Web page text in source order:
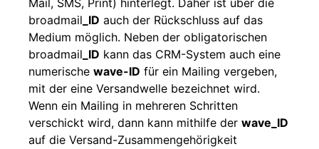
Mail, SMS, Print) hinterlegt. Daher ist über die
broadmail _ID auch der Rückschluss auf das
Medium möglich. Neben der obligatorischen
broadmail _ID kann das CRM-System auch eine
numerische wave-ID für ein Mailing vergeben,
mit der eine Versandwelle bezeichnet wird.
Wenn ein Mailing in mehreren Schritten
verschickt wird, dann kann mithilfe der wave_ID
auf die Versand-Zusammengehörigkeit